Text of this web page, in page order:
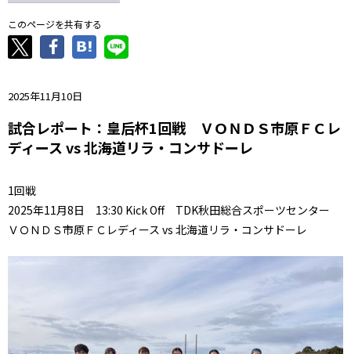
このページを共有する
2025年11月10日
試合レポート：皇后杯1回戦 ＶＯＮＤＳ市原ＦＣレ
ディース vs 北海道リラ・コンサドーレ
1回戦
2025年11月8日 13:30 Kick Off TDK秋田総合スポーツセンター
ＶＯＮＤＳ市原ＦＣレディース vs 北海道リラ・コンサドーレ